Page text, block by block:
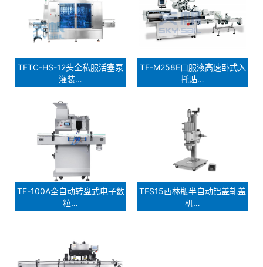
TFTC-HS-12头全私服活塞泵
灌装…
TF-M258E口服液高速卧式入
托贴…
TF-100A全自动转盘式电子数
粒…
TFS15西林瓶半自动铝盖轧盖
机…